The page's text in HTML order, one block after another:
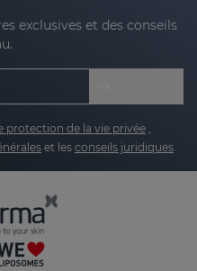
est
répondre aux
à réduire la
les rougeurs, offrant
:
exclusives et des conseils
protection de la vie privée
et les conseils juridiques